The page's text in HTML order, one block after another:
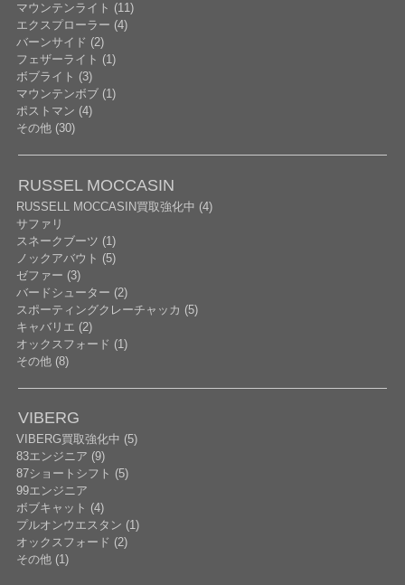
マウンテンライト (11)
エクスプローラー (4)
バーンサイド (2)
フェザーライト (1)
ボブライト (3)
マウンテンボブ (1)
ポストマン (4)
その他 (30)
RUSSEL MOCCASIN
RUSSELL MOCCASIN買取強化中 (4)
サファリ
スネークブーツ (1)
ノックアバウト (5)
ゼファー (3)
バードシューター (2)
スポーティングクレーチャッカ (5)
キャバリエ (2)
オックスフォード (1)
その他 (8)
VIBERG
VIBERG買取強化中 (5)
83エンジニア (9)
87ショートシフト (5)
99エンジニア
ボブキャット (4)
プルオンウエスタン (1)
オックスフォード (2)
その他 (1)